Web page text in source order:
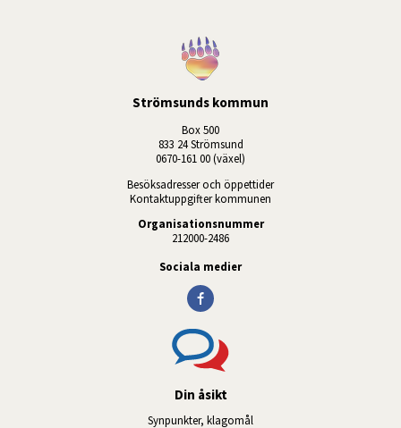
Strömsunds kommun
Box 500
833 24 Strömsund
0670-161 00 (växel)
Besöksadresser och öppettider
Kontaktuppgifter kommunen
Organisationsnummer
212000-2486
Sociala medier
Din åsikt
Synpunkter, klagomål